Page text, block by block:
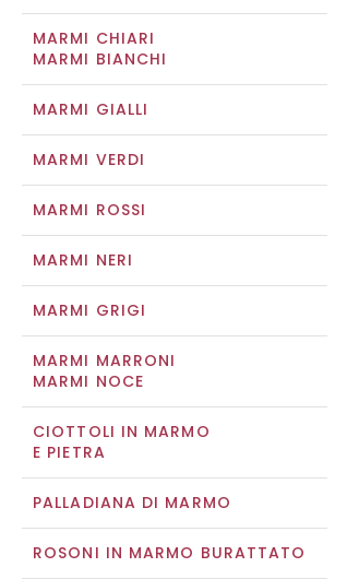
MARMI CHIARI
MARMI BIANCHI
MARMI GIALLI
MARMI VERDI
MARMI ROSSI
MARMI NERI
MARMI GRIGI
MARMI MARRONI
MARMI NOCE
CIOTTOLI IN MARMO
E PIETRA
PALLADIANA DI MARMO
ROSONI IN MARMO BURATTATO